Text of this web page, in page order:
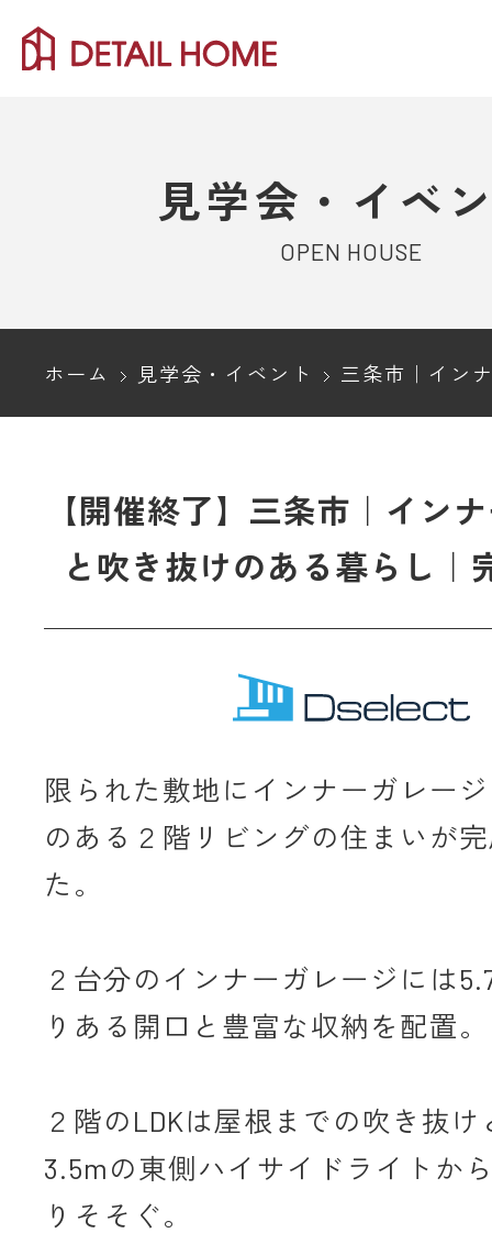
見学会・イベ
OPEN HOUSE
ホーム 見学会・イベント 三条市｜インナーガレージと吹
【開催終了】三条市｜イン
と吹き抜けのある暮らし｜
限られた敷地にインナーガレー
のある２階リビングの住まいが
た。
２台分のインナーガレージには
りある開口と豊富な収納を配置。
２階のLDKは屋根までの吹き抜
3.5mの東側ハイサイドライトか
りそそぐ。